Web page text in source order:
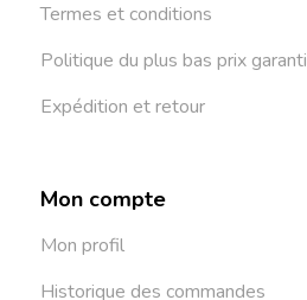
Termes et conditions
Politique du plus bas prix garanti
Expédition et retour
Mon compte
Mon profil
Historique des commandes